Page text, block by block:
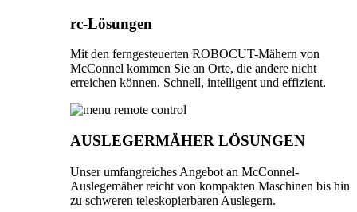
rc-Lösungen
Mit den ferngesteuerten ROBOCUT-Mähern von
McConnel kommen Sie an Orte, die andere nicht
erreichen können. Schnell, intelligent und effizient.
AUSLEGERMÄHER LÖSUNGEN
Unser umfangreiches Angebot an McConnel-
Auslegemäher reicht von kompakten Maschinen bis hin
zu schweren teleskopierbaren Auslegern.